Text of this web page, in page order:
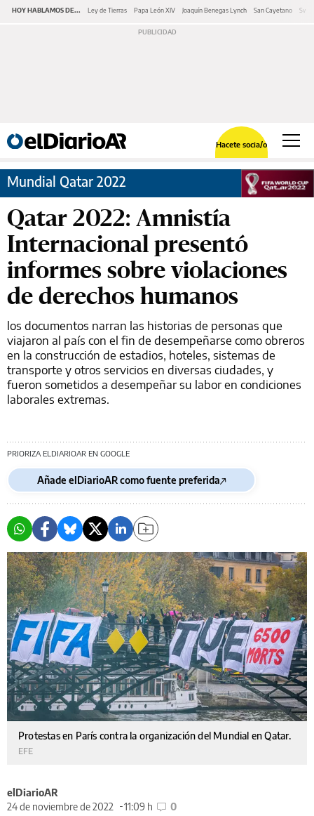
HOY HABLAMOS DE... Ley de Tierras Papa León XIV Joaquín Benegas Lynch San Cayetano
Hacete socia/o
Mundial Qatar 2022
Qatar 2022: Amnistía
Internacional presentó
informes sobre violaciones
de derechos humanos
los documentos narran las historias de personas que
viajaron al país con el fin de desempeñarse como obreros
en la construcción de estadios, hoteles, sistemas de
transporte y otros servicios en diversas ciudades, y
fueron sometidos a desempeñar su labor en condiciones
laborales extremas.
PRIORIZA ELDIARIOAR EN GOOGLE
Añade elDiarioAR como fuente preferida
Protestas en París contra la organización del Mundial en Qatar.
EFE
elDiarioAR
24 de noviembre de 2022
11:09 h 0